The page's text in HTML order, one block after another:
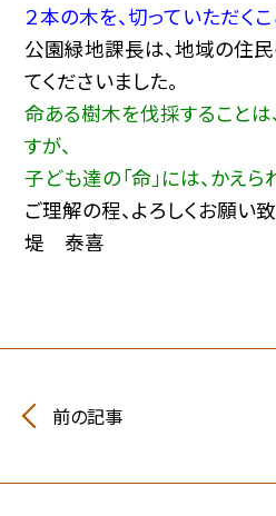
２本の木を、切っていただく
公園緑地課長は、地域の住
てくださいました。
命ある樹木を伐採すること
すが、
子ども達の「命」には、かえら
ご理解の程、よろしくお
堤 泰喜
前の記事